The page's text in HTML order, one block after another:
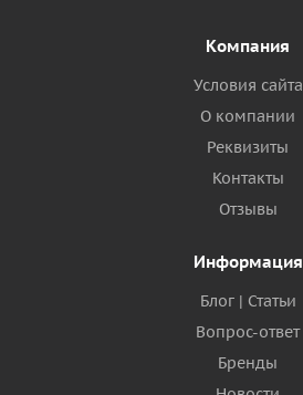
Компания
Условия сайта
О компании
Реквизиты
Контакты
Отзывы
Информация
Блог | Статьи
Вопрос-ответ
Бренды